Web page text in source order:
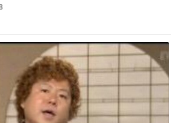
なしでもったいないだろ」 「静電
た地面の温度を下げ、引火事故の防